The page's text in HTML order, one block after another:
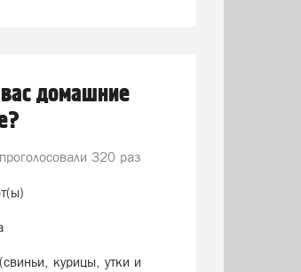
домашние
320 раз
курицы, утки и